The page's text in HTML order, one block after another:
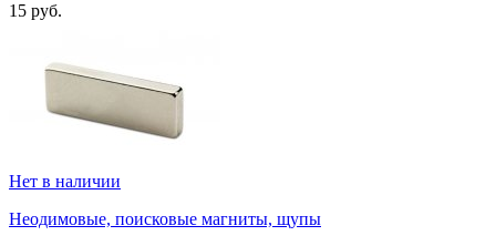
15 руб.
Нет в наличии
Неодимовые, поисковые магниты, щупы